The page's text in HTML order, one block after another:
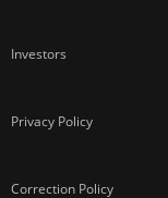
Investors
Privacy Policy
Correction Policy